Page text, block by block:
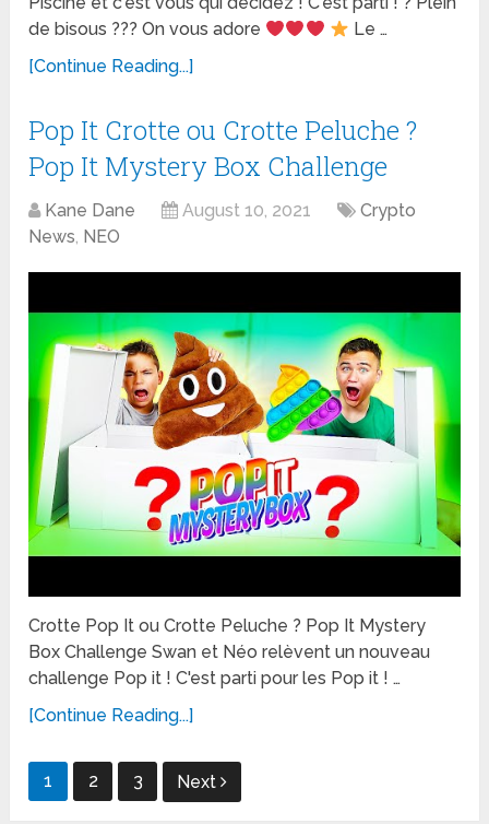
de bisous ??? On vous adore
Le …
[Continue Reading...]
Pop It Crotte ou Crotte Peluche ?
Pop It Mystery Box Challenge
Kane Dane August 10, 2021
Crypto
News, NEO
Crotte Pop It ou Crotte Peluche ? Pop It Mystery
Box Challenge Swan et Néo relèvent un nouveau
challenge Pop it ! C'est parti pour les Pop it ! …
[Continue Reading...]
Posts
1 2 3 Next